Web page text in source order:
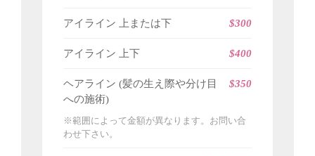
アイライン 上または下 $300
アイライン 上下 $400
ヘアライン (髪の生え際や分け目
への施術)
$350
※範囲によって金額が異なります。お問い合
わせ下さい。